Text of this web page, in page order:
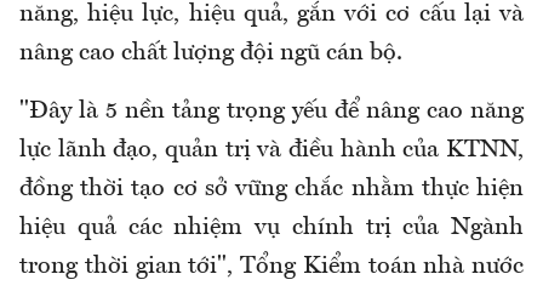
năng, hiệu lực, hiệu quả, gắn với cơ cấu lại và
nâng cao chất lượng đội ngũ cán bộ.
"Đây là 5 nền tảng trọng yếu để nâng cao năng
lực lãnh đạo, quản trị và điều hành của KTNN,
đồng thời tạo cơ sở vững chắc nhằm thực hiện
hiệu quả các nhiệm vụ chính trị của Ngành
trong thời gian tới", Tổng Kiểm toán nhà nước